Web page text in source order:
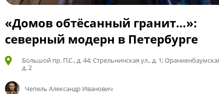
«Домов обтёсанный гранит…»:
северный модерн в Петербурге
Большой пр. П.С., д. 44; Стрельнинская ул., д. 1;
д. 2
Чепель Александр Иванович